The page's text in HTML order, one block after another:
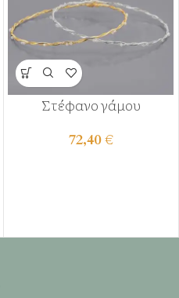
Στέφανο γάμου
72,40€